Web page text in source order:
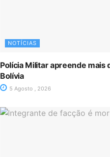
NOTÍCIAS
Polícia Militar apreende
Bolívia
5 Agosto , 2026